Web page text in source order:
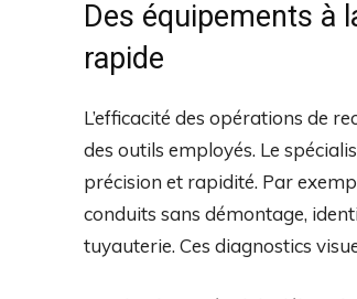
Des équipements à
rapide
L’efficacité des opérations de
des outils employés. Le
précision et rapidité. Par
conduits sans démontage,
tuyauterie. Ces diagnostics